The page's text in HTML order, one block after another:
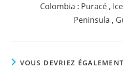
Colombia : Puracé ,
Peninsula ,
VOUS DEVRIEZ